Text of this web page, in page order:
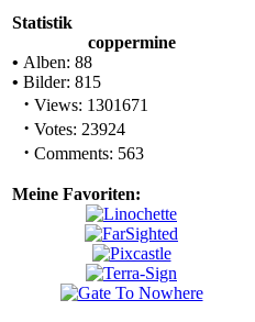
Statistik
coppermine
• Alben: 88
• Bilder: 815
· Views: 1301671
· Votes: 23924
· Comments: 563
Meine Favoriten: